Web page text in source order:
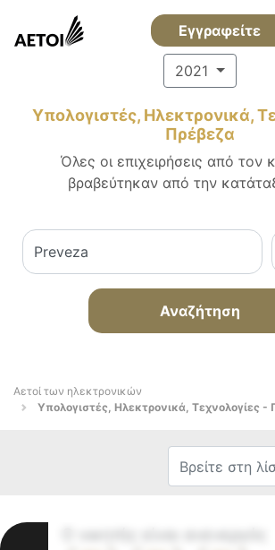
Εγγραφείτε
2021
Υπολογιστές, Ηλεκτρονικά,
Πρέβεζα
Όλες οι επιχειρήσεις από τον
βραβεύτηκαν από την
Αναζήτηση
Αετοί των ηλεκτρονικών
Υπολογιστές, Ηλεκτρονικά, Τεχνολογίες -